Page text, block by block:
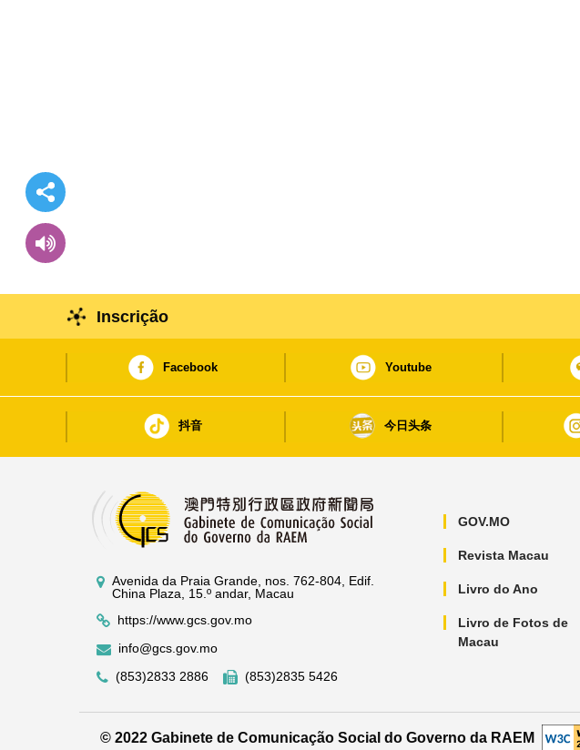
Inscrição
Facebook Youtube
抖音 今日头条
Avenida da Praia Grande, nos. 762-804, Edif.
China Plaza, 15.º andar, Macau
https://www.gcs.gov.mo
info@gcs.gov.mo
(853)2833 2886
(853)2835 5426
GOV.MO
Revista Macau
Livro do Ano
Livro de Fotos de
Macau
© 2022 Gabinete de Comunicação Social do Governo da RAEM